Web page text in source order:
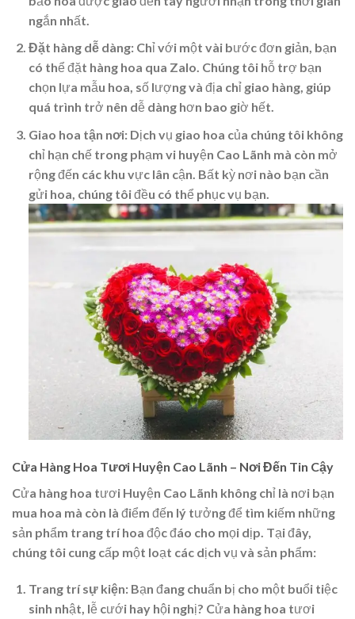
ngắn nhất.
Đặt hàng dễ dàng: Chỉ với một vài bước đơn giản, bạn
có thể đặt hàng hoa qua Zalo. Chúng tôi hỗ trợ bạn
chọn lựa mẫu hoa, số lượng và địa chỉ giao hàng, giúp
quá trình trở nên dễ dàng hơn bao giờ hết.
Giao hoa tận nơi: Dịch vụ giao hoa của chúng tôi không
chỉ hạn chế trong phạm vi huyện Cao Lãnh mà còn mở
rộng đến các khu vực lân cận. Bất kỳ nơi nào bạn cần
gửi hoa, chúng tôi đều có thể phục vụ bạn.
Cửa Hàng Hoa Tươi Huyện Cao Lãnh – Nơi Đến Tin Cậy
Cửa hàng hoa tươi Huyện Cao Lãnh không chỉ là nơi bạn
mua hoa mà còn là điểm đến lý tưởng để tìm kiếm những
sản phẩm trang trí hoa độc đáo cho mọi dịp. Tại đây,
chúng tôi cung cấp một loạt các dịch vụ và sản phẩm:
Trang trí sự kiện: Bạn đang chuẩn bị cho một buổi tiệc
sinh nhật, lễ cưới hay hội nghị? Cửa hàng hoa tươi